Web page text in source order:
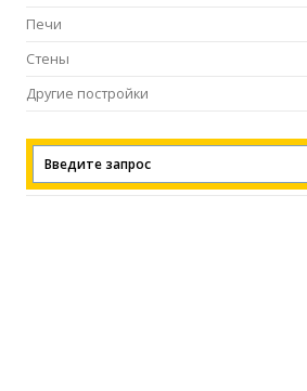
Печи
Стены
Другие постройки